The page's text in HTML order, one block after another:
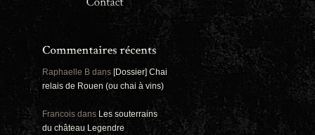
Sports
Urbex
Raphaelle B dans [Dossier] Chai
relais de Rouen (ou chai à vins)
Francois dans Les souterrains
du château Legendre